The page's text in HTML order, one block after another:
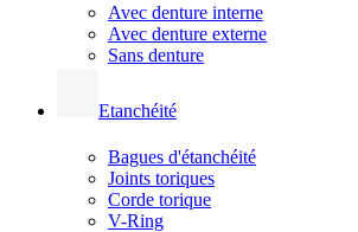
Avec denture interne
Avec denture externe
Sans denture
Etanchéité
Bagues d'étanchéité
Joints toriques
Corde torique
V-Ring